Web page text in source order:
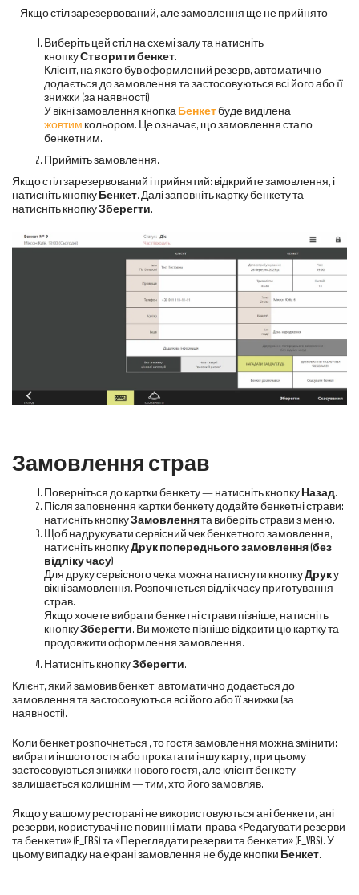
Якщо стіл зарезервований, але замовлення ще не прийнято:
Виберіть цей стіл на схемі залу та натисніть
кнопкуСтворити бенкет.
Клієнт, на якого був оформлений резерв, автоматично
додається до замовлення та застосовуються всі його або її
знижки (за наявності).
У вікні замовлення кнопкаБенкетбуде виділена
жовтим кольором. Це означає, що замовлення стало
бенкетним.
Прийміть замовлення.
Якщо стіл зарезервований і прийнятий: відкрийте замовлення, і
натисніть кнопкуБенкет. Далі заповніть картку бенкету та
натисніть кнопкуЗберегти.
Замовлення страв
Поверніться до картки бенкету — натисніть кнопкуНазад.
Після заповнення картки бенкету додайте бенкетні страви:
натисніть кнопкуЗамовленнята виберіть страви з меню.
Щоб надрукувати сервісний чек бенкетного замовлення,
натисніть кнопкуДрук попереднього замовлення (без
відліку часу).
Для друку сервісного чека можна натиснути кнопкуДруку
вікні замовлення. Розпочнеться відлік часу приготування
страв.
Якщо хочете вибрати бенкетні страви пізніше, натисніть
кнопкуЗберегти. Ви можете пізніше відкрити цю картку та
продовжити оформлення замовлення.
Натисніть кнопкуЗберегти.
Клієнт, який замовив бенкет, автоматично додається до
замовлення та застосовуються всі його або її знижки (за
наявності).
Коли бенкет розпочнеться , то гостя замовлення можна змінити:
вибрати іншого гостя або прокатати іншу карту, при цьому
застосовуються знижки нового гостя, але клієнт бенкету
залишається колишнім — тим, хто його замовляв.
Якщо у вашому ресторані не використовуються ані бенкети, ані
резерви, користувачі не повинні мати права «Редагувати резерви
та бенкети» (F_ERS) та «Переглядати резерви та бенкети» (F_VRS). У
цьому випадку на екрані замовлення не буде кнопки Бенкет.